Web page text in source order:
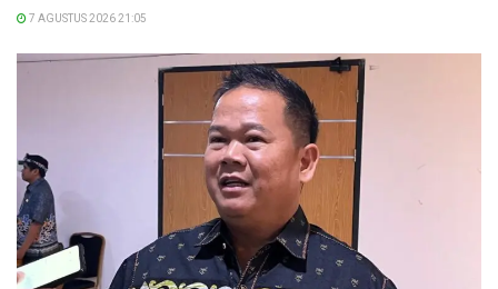
7 AGUSTUS 2026 21:05